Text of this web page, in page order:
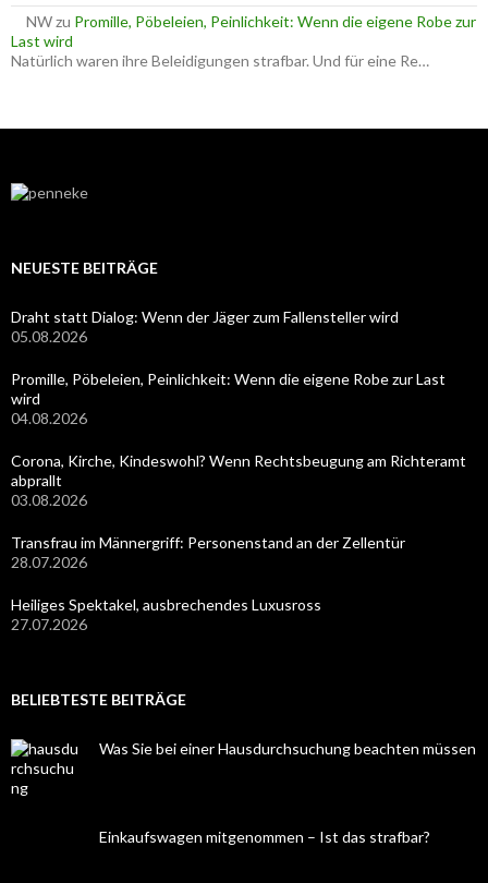
NWzu Promille, Pöbeleien, Peinlichkeit: Wenn die eigene Robe zur
Last wird
Natürlich waren ihre Beleidigungen strafbar. Und für eine Re…
NEUESTE BEITRÄGE
Draht statt Dialog: Wenn der Jäger zum Fallensteller wird
05.08.2026
Promille, Pöbeleien, Peinlichkeit: Wenn die eigene Robe zur Last
wird
04.08.2026
Corona, Kirche, Kindeswohl? Wenn Rechtsbeugung am Richteramt
abprallt
03.08.2026
Transfrau im Männergriff: Personenstand an der Zellentür
28.07.2026
Heiliges Spektakel, ausbrechendes Luxusross
27.07.2026
BELIEBTESTE BEITRÄGE
Was Sie bei einer Hausdurchsuchung beachten müssen
Einkaufswagen mitgenommen – Ist das strafbar?